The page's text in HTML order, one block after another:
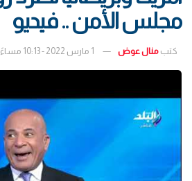
مجلس الأمن .. فيديو
كتب منال عوض 1 مارس 2022 - 10:13 مساءً